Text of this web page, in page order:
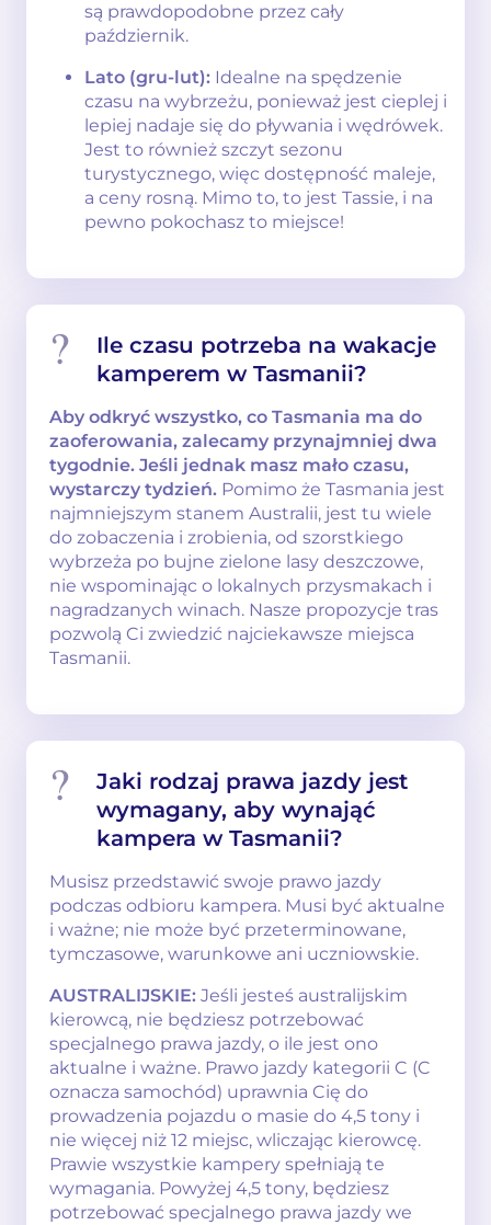
są prawdopodobne przez cały
październik.
Lato (gru-lut): Idealne na spędzenie
czasu na wybrzeżu, ponieważ jest cieplej i
lepiej nadaje się do pływania i wędrówek.
Jest to również szczyt sezonu
turystycznego, więc dostępność maleje,
a ceny rosną. Mimo to, to jest Tassie, i na
pewno pokochasz to miejsce!
Ile czasu potrzeba na wakacje
kamperem w Tasmanii?
Aby odkryć wszystko, co Tasmania ma do
zaoferowania, zalecamy przynajmniej dwa
tygodnie. Jeśli jednak masz mało czasu,
wystarczy tydzień. Pomimo że Tasmania jest
najmniejszym stanem Australii, jest tu wiele
do zobaczenia i zrobienia, od szorstkiego
wybrzeża po bujne zielone lasy deszczowe,
nie wspominając o lokalnych przysmakach i
nagradzanych winach. Nasze propozycje tras
pozwolą Ci zwiedzić najciekawsze miejsca
Tasmanii.
Jaki rodzaj prawa jazdy jest
wymagany, aby wynająć
kampera w Tasmanii?
Musisz przedstawić swoje prawo jazdy
podczas odbioru kampera. Musi być aktualne
i ważne; nie może być przeterminowane,
tymczasowe, warunkowe ani uczniowskie.
AUSTRALIJSKIE: Jeśli jesteś australijskim
kierowcą, nie będziesz potrzebować
specjalnego prawa jazdy, o ile jest ono
aktualne i ważne. Prawo jazdy kategorii C (C
oznacza samochód) uprawnia Cię do
prowadzenia pojazdu o masie do 4,5 tony i
nie więcej niż 12 miejsc, wliczając kierowcę.
Prawie wszystkie kampery spełniają te
wymagania. Powyżej 4,5 tony, będziesz
potrzebować specjalnego prawa jazdy we